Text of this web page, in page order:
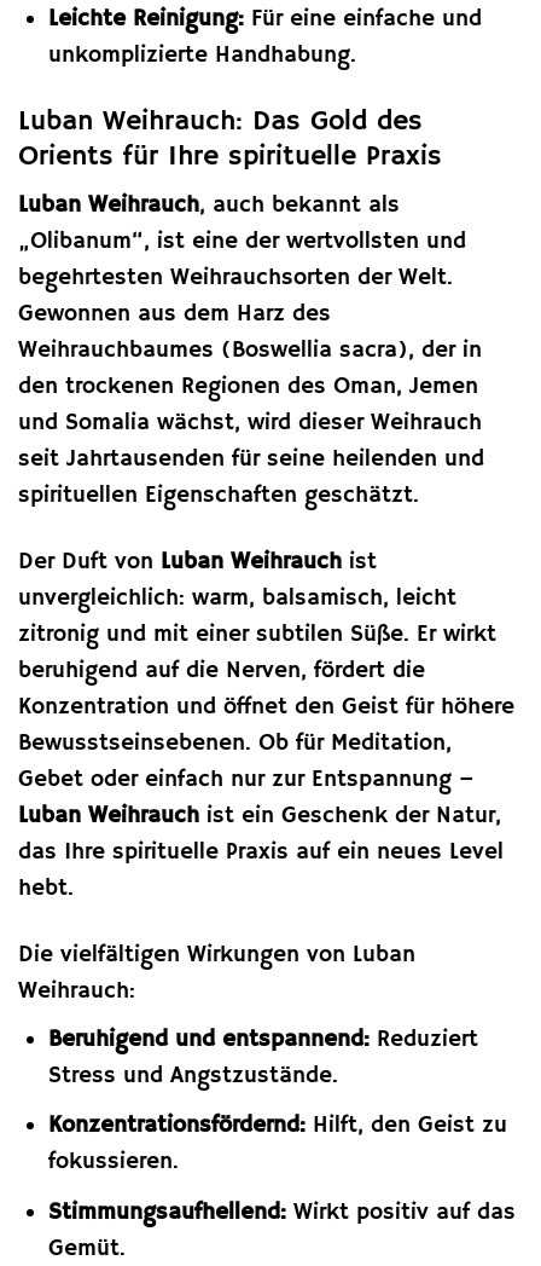
Leichte Reinigung:Für eine einfache und
unkomplizierte Handhabung.
Luban Weihrauch: Das Gold des
Orients für Ihre spirituelle Praxis
Luban Weihrauch, auch bekannt als
„Olibanum“, ist eine der wertvollsten und
begehrtesten Weihrauchsorten der Welt.
Gewonnen aus dem Harz des
Weihrauchbaumes (Boswellia sacra), der in
den trockenen Regionen des Oman, Jemen
und Somalia wächst, wird dieser Weihrauch
seit Jahrtausenden für seine heilenden und
spirituellen Eigenschaften geschätzt.
Der Duft von Luban Weihrauch ist
unvergleichlich: warm, balsamisch, leicht
zitronig und mit einer subtilen Süße. Er wirkt
beruhigend auf die Nerven, fördert die
Konzentration und öffnet den Geist für höhere
Bewusstseinsebenen. Ob für Meditation,
Gebet oder einfach nur zur Entspannung –
Luban Weihrauch ist ein Geschenk der Natur,
das Ihre spirituelle Praxis auf ein neues Level
hebt.
Die vielfältigen Wirkungen von Luban
Weihrauch:
Beruhigend und entspannend:Reduziert
Stress und Angstzustände.
Konzentrationsfördernd:Hilft, den Geist zu
fokussieren.
Stimmungsaufhellend:Wirkt positiv auf das
Gemüt.